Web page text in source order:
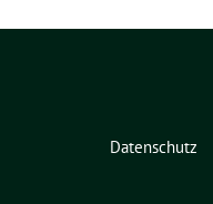
Datenschutz